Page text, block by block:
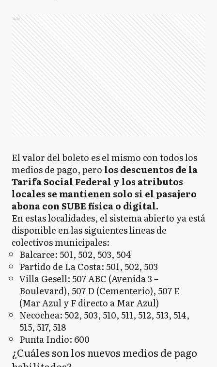
Ads
El valor del boleto es el mismo con todos los
medios de pago, pero los descuentos de la
Tarifa Social Federal y los atributos
locales se mantienen solo si el pasajero
abona con SUBE física o digital.
En estas localidades, el sistema abierto ya está
disponible en las siguientes líneas de
colectivos municipales:
Balcarce: 501, 502, 503, 504
Partido de La Costa: 501, 502, 503
Villa Gesell: 507 ABC (Avenida 3 –
Boulevard), 507 D (Cementerio), 507 E
(Mar Azul y F directo a Mar Azul)
Necochea: 502, 503, 510, 511, 512, 513, 514,
515, 517, 518
Punta Indio: 600
¿Cuáles son los nuevos medios de pago